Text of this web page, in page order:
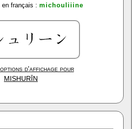
en français : michouliiine
d'affichage pour
MISHURĪN